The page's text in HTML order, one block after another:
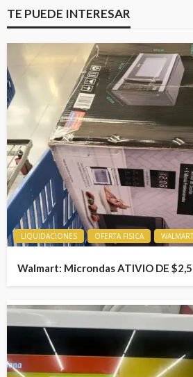
TE PUEDE INTERESAR
LIQUIDACIONES OFERTA FISICA WALMART
Walmart: Microndas ATIVIO DE